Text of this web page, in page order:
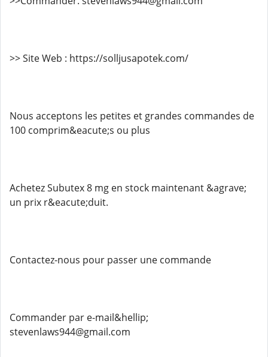
>> Site Web : https://solljusapotek.com/
Nous acceptons les petites et grandes commandes de
100 comprim&eacute;s ou plus
Achetez Subutex 8 mg en stock maintenant &agrave;
un prix r&eacute;duit.
Contactez-nous pour passer une commande
Commander par e-mail&hellip;
stevenlaws944@gmail.com